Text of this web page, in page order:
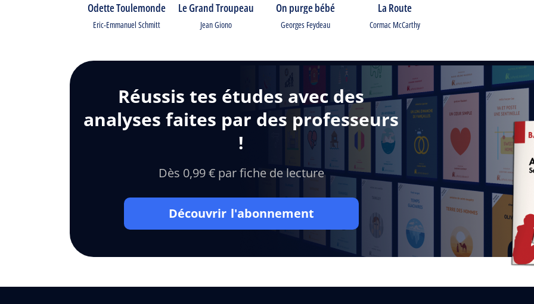
Odette Toulemonde
Eric-Emmanuel Schmitt
Le Grand Troupeau
Jean Giono
On purge bébé
Georges Feydeau
La Route
Cormac McCarthy
Réussis tes études avec des
analyses faites par des professeurs
!
Dès 0,99 € par fiche de lecture
Découvrir l'abonnement